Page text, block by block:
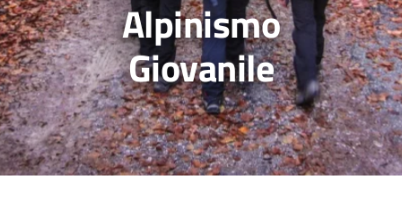
Alpinismo
Giovanile